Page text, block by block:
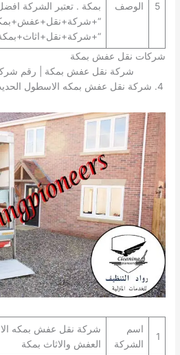
5 الوصف
بمكة . تعتبر الشركة
شركات نقل عفش بمكة
شركة نقل عفش بمكة | رقم
4. شركة نقل عفش بمكه الاسطول الحديث لنقل العفش والاثاث بمكة
1
اسم
الشركة
شركة نقل عفش بمكه
العفش والاثاث بمكة